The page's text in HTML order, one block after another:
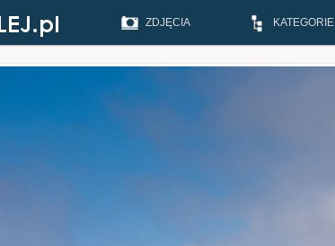
ZDJĘCIA KATEGORIE